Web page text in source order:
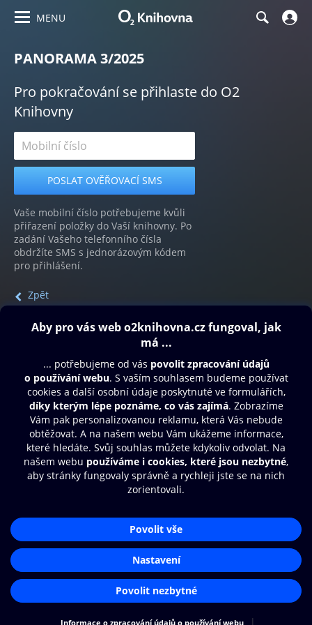
MENU
PANORAMA 3/2025
Pro pokračování se přihlaste do O2
Knihovny
Vaše mobilní číslo potřebujeme kvůli
přiřazení položky do Vaší knihovny. Po
zadání Vašeho telefonního čísla
obdržíte SMS s jednorázovým kódem
pro přihlášení.
Zpět
Obsah ke stažení
Moje O2 Knihovna
Další zábava
© O2 Czech Republic a.s.
Přístupnost
Zásady zpracování osobních údajů
Nastavení cookies
Aplikace O2 Knihovna
Čti a poslouchej své e-knihy a
audioknihy rychleji a pohodlněji.